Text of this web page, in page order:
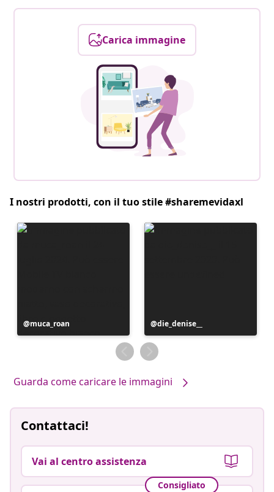
Carica immagine
I nostri prodotti, con il tuo stile #sharemevidaxl
Post
pubblicato
muca_roan
Post
pubblicato
da
die_denise__
Guarda come caricare le immagini
Contattaci!
Vai al centro assistenza
Consigliato